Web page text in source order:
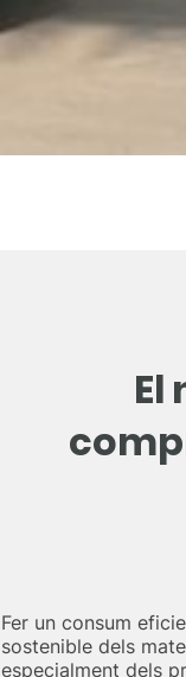
El
Fer un consum
sostenible dels
especialment dels